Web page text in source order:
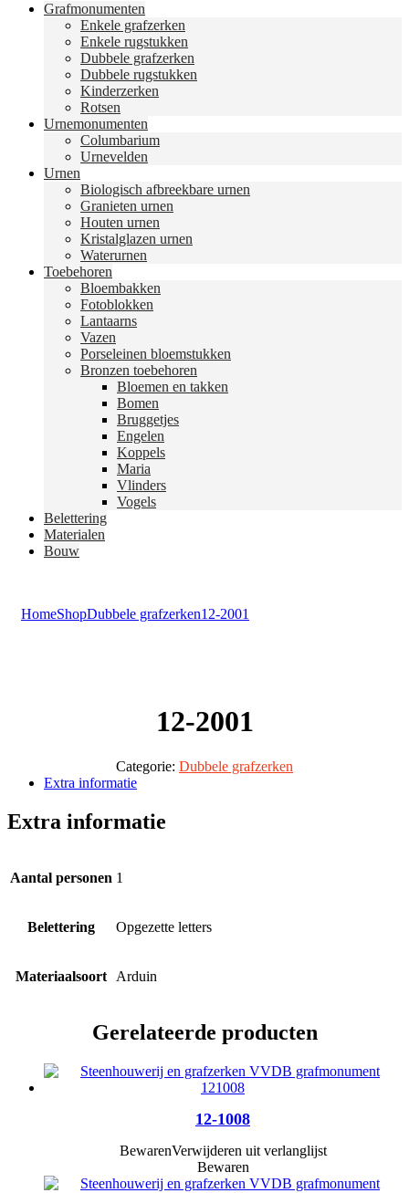
Grafmonumenten
Enkele grafzerken
Enkele rugstukken
Dubbele grafzerken
Dubbele rugstukken
Kinderzerken
Rotsen
Urnemonumenten
Columbarium
Urnevelden
Urnen
Biologisch afbreekbare urnen
Granieten urnen
Houten urnen
Kristalglazen urnen
Waterurnen
Toebehoren
Bloembakken
Fotoblokken
Lantaarns
Vazen
Porseleinen bloemstukken
Bronzen toebehoren
Bloemen en takken
Bomen
Bruggetjes
Engelen
Koppels
Maria
Vlinders
Vogels
Belettering
Materialen
Bouw
HomeShopDubbele grafzerken12-2001
12-2001
Categorie: Dubbele grafzerken
Extra informatie
Extra informatie
Aantal personen 1
Belettering Opgezette letters
Materiaalsoort Arduin
Gerelateerde producten
12-1008
BewarenVerwijderen uit verlanglijst
Bewaren